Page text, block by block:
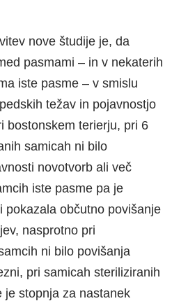
nove študije je, da
pasmami – in v nekaterih
iste pasme – v smislu
težav in pojavnostjo
bostonskem terierju, pri 6
samicah ni bilo
novotvorb ali več
iste pasme pa je
pokazala občutno povišanje
nasprotno pri
ni bilo povišanja
pri samicah steriliziranih
je stopnja za nastanek